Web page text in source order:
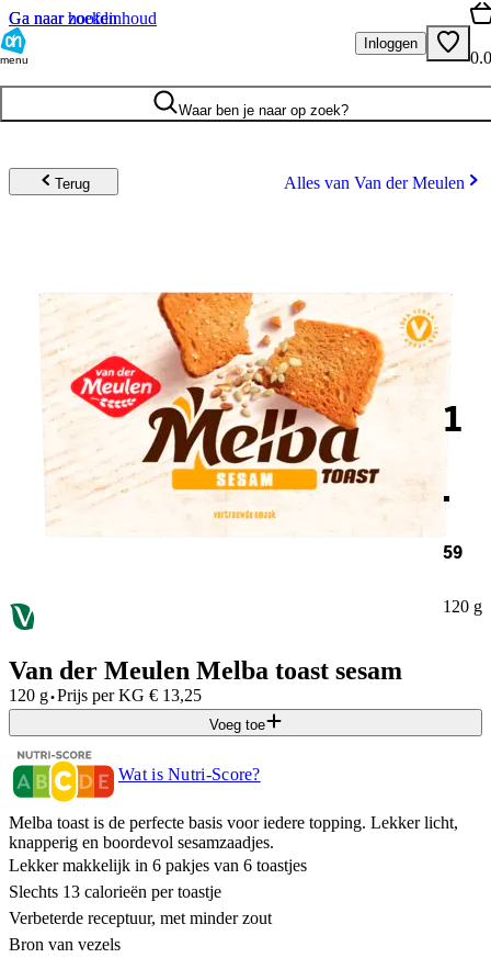
Ga naar hoofdinhoud
Ga naar zoeken
menu
Inloggen
Waar ben je naar op zoek?
Terug Alles van Van der Meulen
1
.
59
120 g
Van der Meulen Melba toast sesam
120 g·Prijs per KG € 13,25
Voeg toe
Wat is Nutri-Score?
Melba toast is de perfecte basis voor iedere topping. Lekker licht,
knapperig en boordevol sesamzaadjes.
Lekker makkelijk in 6 pakjes van 6 toastjes
Slechts 13 calorieën per toastje
Verbeterde receptuur, met minder zout
Bron van vezels